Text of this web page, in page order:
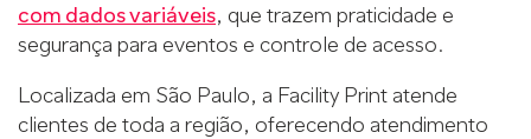
com dados variáveis, que trazem praticidade e
segurança para eventos e controle de acesso.
Localizada em São Paulo, a Facility Print atende
clientes de toda a região, oferecendo atendimento